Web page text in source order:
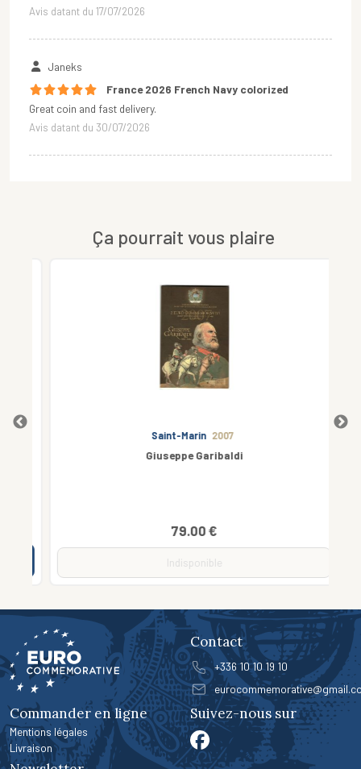
Avis datant du 17/07/2026
Janeks
France 2026 French Navy colorized
Great coin and fast delivery.
Avis datant du 30/07/2026
Ça pourrait vous plaire
Saint-Marin 2007
Giuseppe Garibaldi
79.00 €
Indisponible
Contact
+336 10 10 19 10
Commander en ligne
Mentions légales
Livraison
Suivez-nous sur